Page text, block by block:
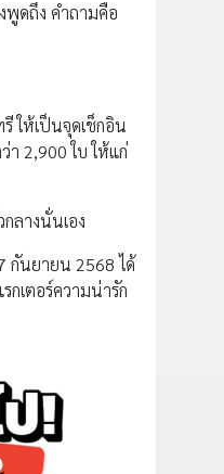
พูดถึง คำถามคือ
ให้เป็นจุดเช็กอิน
2,900 ใบ ให้แก่
ลางนั่นเอง
กันยายน 2568 ได้
กเตอร์ความน่ารัก